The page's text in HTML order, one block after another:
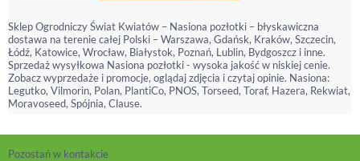
Sklep Ogrodniczy Świat Kwiatów – Nasiona pozłotki – błyskawiczna
dostawa na terenie całej Polski – Warszawa, Gdańsk, Kraków, Szczecin,
Łódź, Katowice, Wrocław, Białystok, Poznań, Lublin, Bydgoszcz i inne.
Sprzedaż wysyłkowa Nasiona pozłotki - wysoka jakość w niskiej cenie.
Zobacz wyprzedaże i promocje, oglądaj zdjęcia i czytaj opinie. Nasiona:
Legutko, Vilmorin, Polan, PlantiCo, PNOS, Torseed, Toraf, Hazera, Rekwiat,
Moravoseed, Spójnia, Clause.
Pozostań w kontakcie